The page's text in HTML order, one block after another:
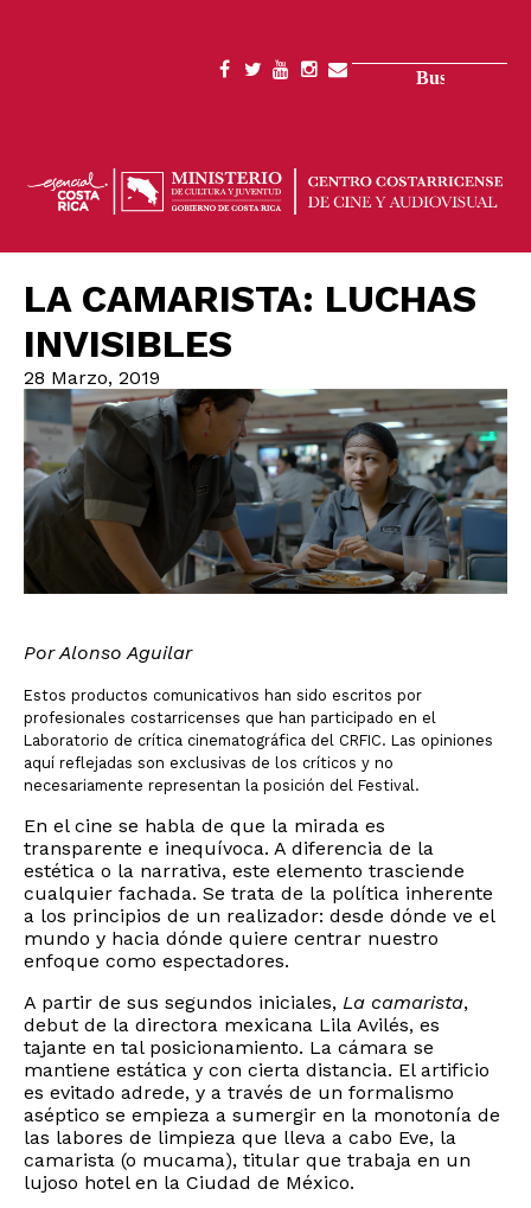
SOCIAL
LA CAMARISTA: LUCHAS
INVISIBLES
28 Marzo, 2019
Por Alonso Aguilar
Estos productos comunicativos han sido escritos por
profesionales costarricenses que han participado en el
Laboratorio de crítica cinematográfica del CRFIC. Las opiniones
aquí reflejadas son exclusivas de los críticos y no
necesariamente representan la posición del Festival.
En el cine se habla de que la mirada es
transparente e inequívoca. A diferencia de la
estética o la narrativa, este elemento trasciende
cualquier fachada. Se trata de la política inherente
a los principios de un realizador: desde dónde ve el
mundo y hacia dónde quiere centrar nuestro
enfoque como espectadores.
A partir de sus segundos iniciales, La camarista,
debut de la directora mexicana Lila Avilés, es
tajante en tal posicionamiento. La cámara se
mantiene estática y con cierta distancia. El artificio
es evitado adrede, y a través de un formalismo
aséptico se empieza a sumergir en la monotonía de
las labores de limpieza que lleva a cabo Eve, la
camarista (o mucama), titular que trabaja en un
lujoso hotel en la Ciudad de México.